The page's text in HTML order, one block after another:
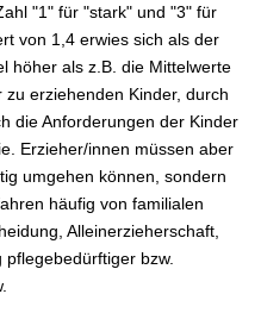
"1" für "stark" und "3" für
von 1,4 erwies sich als der
höher als z.B. die Mittelwerte
erziehenden Kinder, durch
die Anforderungen der Kinder
Erzieher/innen müssen aber
umgehen können, sondern
häufig von familialen
Alleinerzieherschaft,
bzw.